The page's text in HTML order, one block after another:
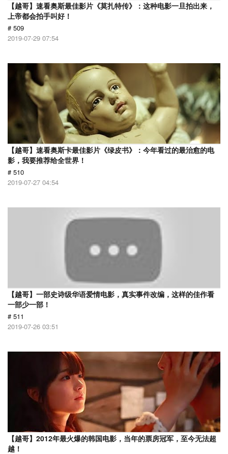
【越哥】速看奥斯最佳影片《莫扎特传》：这种电影一旦拍出来，
上帝都会拍手叫好！
# 509
2019-07-29 07:54
【越哥】速看奥斯卡最佳影片《绿皮书》：今年看过的最治愈的电
影，我要推荐给全世界！
# 510
2019-07-27 04:54
【越哥】一部史诗级华语爱情电影，真实事件改编，这样的佳作看
一部少一部！
# 511
2019-07-26 03:51
【越哥】2012年最火爆的韩国电影，当年的票房冠军，至今无法超
越！